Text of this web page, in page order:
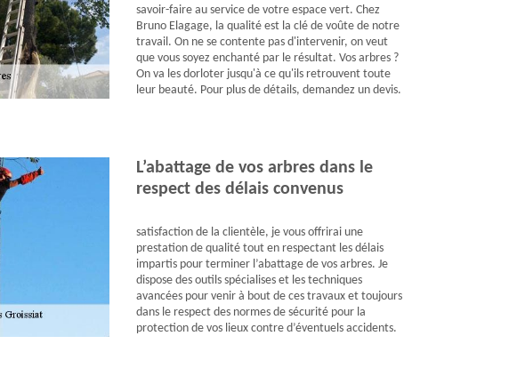
savoir-faire au service de votre espace vert. Chez
Bruno Elagage, la qualité est la clé de voûte de notre
travail. On ne se contente pas d'intervenir, on veut
que vous soyez enchanté par le résultat. Vos arbres ?
On va les dorloter jusqu'à ce qu'ils retrouvent toute
leur beauté. Pour plus de détails, demandez un devis.
L’abattage de vos arbres dans le
respect des délais convenus
satisfaction de la clientèle, je vous offrirai une
prestation de qualité tout en respectant les délais
impartis pour terminer l’abattage de vos arbres. Je
dispose des outils spécialises et les techniques
avancées pour venir à bout de ces travaux et toujours
dans le respect des normes de sécurité pour la
protection de vos lieux contre d’éventuels accidents.